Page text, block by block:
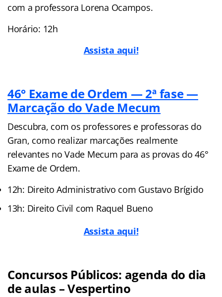
com a professora Lorena Ocampos.
Horário: 12h
Assista aqui!
46° Exame de Ordem — 2ª fase —
Marcação do Vade Mecum
Descubra, com os professores e professoras do
Gran, como realizar marcações realmente
relevantes no Vade Mecum para as provas do 46°
Exame de Ordem.
12h: Direito Administrativo com Gustavo Brígido
13h: Direito Civil com Raquel Bueno
Assista aqui!
Concursos Públicos: agenda do dia
de aulas – Vespertino